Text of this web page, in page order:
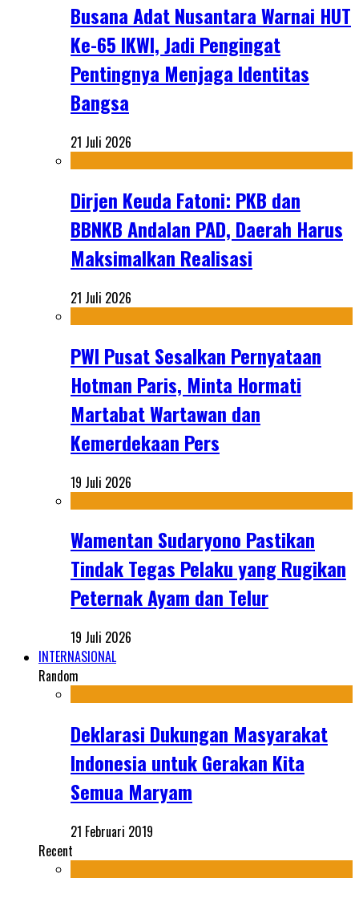
Busana Adat Nusantara Warnai HUT
Ke-65 IKWI, Jadi Pengingat
Pentingnya Menjaga Identitas
Bangsa
21 Juli 2026
Dirjen Keuda Fatoni: PKB dan
BBNKB Andalan PAD, Daerah Harus
Maksimalkan Realisasi
21 Juli 2026
PWI Pusat Sesalkan Pernyataan
Hotman Paris, Minta Hormati
Martabat Wartawan dan
Kemerdekaan Pers
19 Juli 2026
Wamentan Sudaryono Pastikan
Tindak Tegas Pelaku yang Rugikan
Peternak Ayam dan Telur
19 Juli 2026
INTERNASIONAL
Random
Deklarasi Dukungan Masyarakat
Indonesia untuk Gerakan Kita
Semua Maryam
21 Februari 2019
Recent